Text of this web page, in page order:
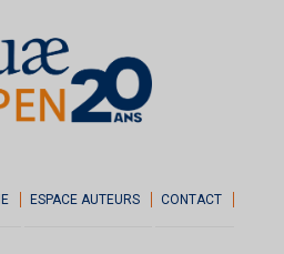
ESPACE AUTEURS CONTACT